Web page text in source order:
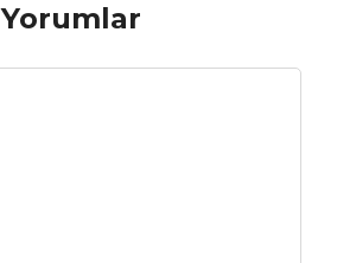
Yorumlar